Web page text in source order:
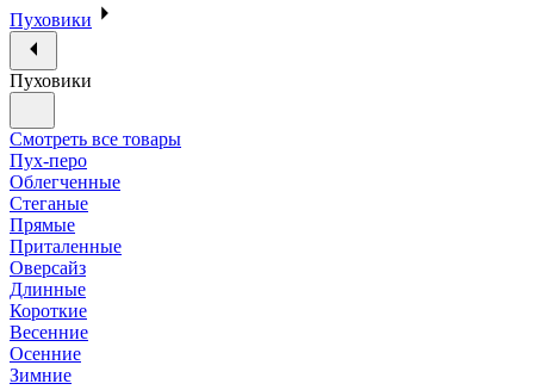
Пуховики
Пуховики
Смотреть все товары
Пух-перо
Облегченные
Стеганые
Прямые
Приталенные
Оверсайз
Длинные
Короткие
Весенние
Осенние
Зимние